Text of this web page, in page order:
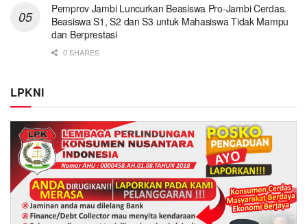
Pemprov Jambi Luncurkan Beasiswa Pro-Jambi Cerdas.
Beasiswa S1, S2 dan S3 untuk Mahasiswa Tidak Mampu
dan Berprestasi
0 SHARES
LPKNI